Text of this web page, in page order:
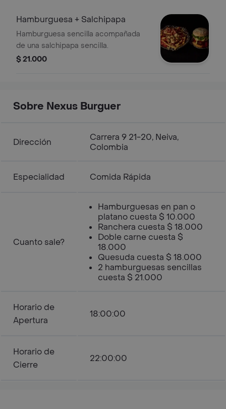
Hamburguesa + Salchipapa
Hamburguesa sencilla acompañada
de una salchipapa sencilla.
$ 21.000
Sobre Nexus Burguer
Dirección
Carrera 9 21-20, Neiva,
Colombia
Especialidad Comida Rápida
Cuanto sale?
Hamburguesas en pan o
platano cuesta $ 10.000
Ranchera cuesta $ 18.000
Doble carne cuesta $
18.000
Quesuda cuesta $ 18.000
2 hamburguesas sencillas
cuesta $ 21.000
Horario de
Apertura
18:00:00
Horario de
Cierre
22:00:00